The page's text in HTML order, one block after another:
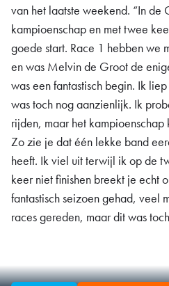
van het laatste weekend. “In de
kampioenschap en met twee
goede start. Race 1 hebben we
en was Melvin de Groot de
was een fantastisch begin. Ik
was toch nog aanzienlijk. Ik
rijden, maar het
Zo zie je dat één lekke band
heeft. Ik viel uit terwijl ik op de
keer niet finishen breekt je echt
fantastisch seizoen gehad, veel
races gereden, maar dit was